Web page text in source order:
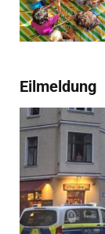
Eilmeldung